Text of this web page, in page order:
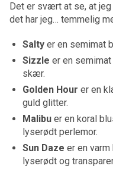
Det er svært at se, at
det har jeg… temmelig
Salty er en semimat
Sizzle er en
skær.
Golden Hour er en
guld glitter.
Malibu er en koral
lyserødt perlemor.
Sun Daze er en
lyserødt og